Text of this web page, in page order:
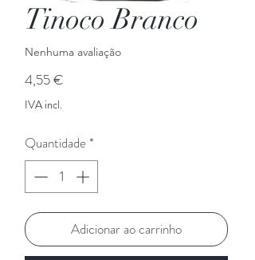
Tinoco Branco
Nenhuma avaliação
4,55 €
IVA incl.
Quantidade*
Adicionar ao carrinho